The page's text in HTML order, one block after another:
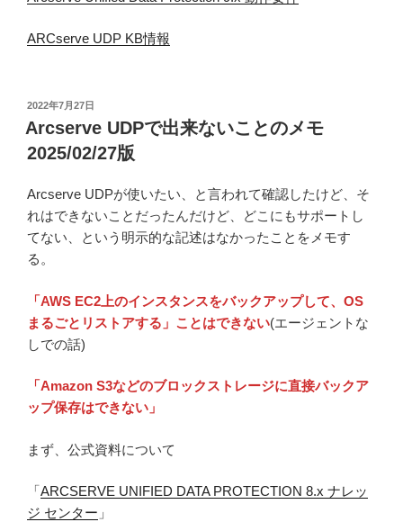
ARCserve UDP KB情報
投
稿
日:
2022年7月27日
Arcserve UDPで出来ないことのメモ
2025/02/27版
Arcserve UDPが使いたい、と言われて確認したけど、そ
れはできないことだったんだけど、どこにもサポートし
てない、という明示的な記述はなかったことをメモす
る。
「AWS EC2上のインスタンスをバックアップして、OS
まるごとリストアする」ことはできない(エージェントな
しでの話)
「Amazon S3などのブロックストレージに直接バックア
ップ保存はできない」
まず、公式資料について
「ARCSERVE UNIFIED DATA PROTECTION 8.x ナレッ
ジ センター 」